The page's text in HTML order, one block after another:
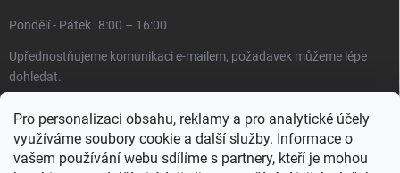
Pro personalizaci obsahu, reklamy a pro analytické účely
využíváme soubory cookie a další služby. Informace o
vašem používání webu sdílíme s partnery, kteří je mohou
Pondělí - Pátek 8:00 – 16:00
Upřednostňujeme komunikaci e-mailem, požadavek můžeme lépe
dohledat.